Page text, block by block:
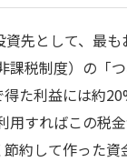
資先として、最
課税制度）の「
得た利益には約
用すればこの税
節約して作った